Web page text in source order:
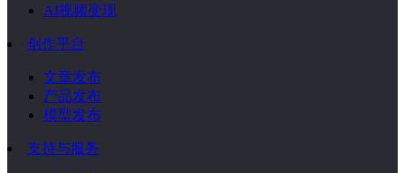
AI视频变现
创作平台
文章发布
产品发布
模型发布
支持与服务